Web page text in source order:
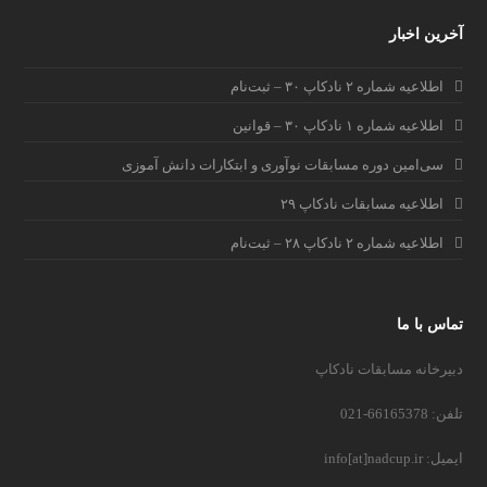
آخرین اخبار
اطلاعیه شماره ۲ نادکاپ ۳۰ – ثبت‌نام
اطلاعیه شماره ۱ نادکاپ ۳۰ – قوانین
سی‌امین دوره مسابقات نوآوری و ابتکارات دانش آموزی
اطلاعیه مسابقات نادکاپ ۲۹
اطلاعیه شماره ۲ نادکاپ ۲۸ – ثبت‌نام
تماس با ما
دبیرخانه مسابقات نادکاپ
تلفن: 66165378-021
ایمیل: info[at]nadcup.ir